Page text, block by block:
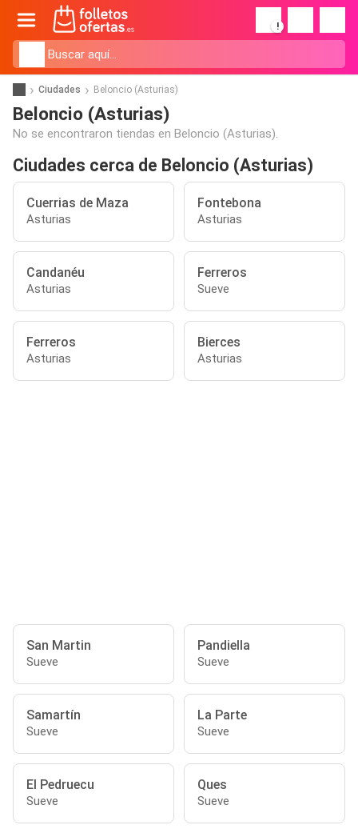
!
Ciudades Beloncio (Asturias)
Beloncio (Asturias)
No se encontraron tiendas en Beloncio (Asturias).
Ciudades cerca de Beloncio (Asturias)
Cuerrias de Maza
Asturias
Fontebona
Asturias
Candanéu
Asturias
Ferreros
Sueve
Ferreros
Asturias
Bierces
Asturias
San Martin
Sueve
Pandiella
Sueve
Samartín
Sueve
La Parte
Sueve
El Pedruecu
Sueve
Ques
Sueve